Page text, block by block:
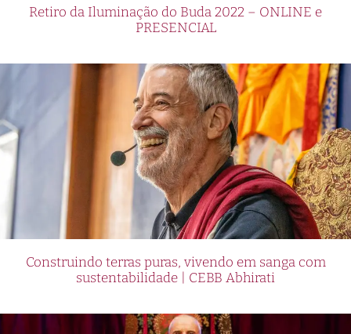
Retiro da Iluminação do Buda 2022 – ONLINE e
PRESENCIAL
Construindo terras puras, vivendo em sanga com
sustentabilidade | CEBB Abhirati